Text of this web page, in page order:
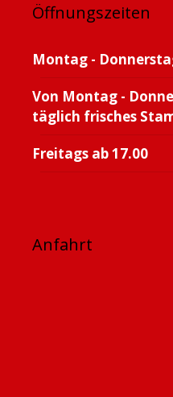
Öffnungszeiten
Montag -
Von Montag -
täglich frisches
Freitags ab 17.00
Anfahrt